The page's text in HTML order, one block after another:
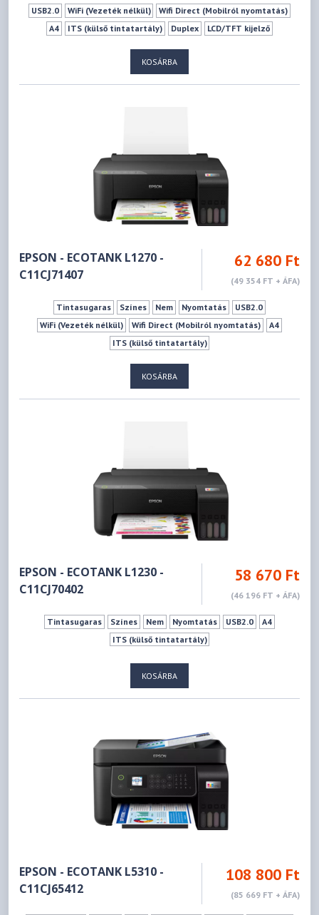
USB2.0 WiFi (Vezeték nélkül)
Wifi Direct (Mobilról nyomtatás)
A4
ITS (külső tintatartály) Duplex LCD/TFT kijelző
KOSÁRBA
EPSON - ECOTANK L1270 -
C11CJ71407
62 680 Ft
(49 354 FT + ÁFA)
Tintasugaras Színes Nem Nyomtatás
USB2.0
WiFi (Vezeték nélkül)
Wifi Direct (Mobilról nyomtatás)
A4
ITS (külső tintatartály)
KOSÁRBA
EPSON - ECOTANK L1230 -
C11CJ70402
58 670 Ft
(46 196 FT + ÁFA)
Tintasugaras Színes Nem Nyomtatás USB2.0
A4
ITS (külső tintatartály)
KOSÁRBA
EPSON - ECOTANK L5310 -
C11CJ65412
108 800 Ft
(85 669 FT + ÁFA)